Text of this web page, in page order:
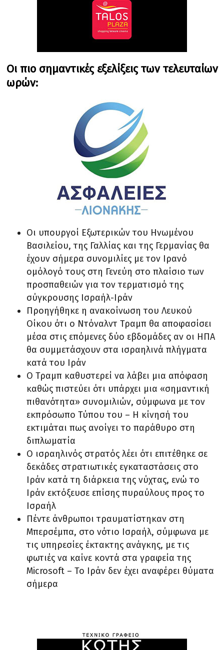
Οι πιο σημαντικές εξελίξεις των τελευταίων
ωρών:
Οι υπουργοί Εξωτερικών του Ηνωμένου
Βασιλείου, της Γαλλίας και της Γερμανίας θα
έχουν σήμερα συνομιλίες με τον Ιρανό
ομόλογό τους στη Γενεύη στο πλαίσιο των
προσπαθειών για τον τερματισμό της
σύγκρουσης Ισραήλ-Ιράν
Προηγήθηκε η ανακοίνωση του Λευκού
Οίκου ότι ο Ντόναλντ Τραμπ θα αποφασίσει
μέσα στις επόμενες δύο εβδομάδες αν οι ΗΠΑ
θα συμμετάσχουν στα ισραηλινά πλήγματα
κατά του Ιράν
Ο Τραμπ καθυστερεί να λάβει μια απόφαση
καθώς πιστεύει ότι υπάρχει μια «σημαντική
πιθανότητα» συνομιλιών, σύμφωνα με τον
εκπρόσωπο Τύπου του – Η κίνησή του
εκτιμάται πως ανοίγει το παράθυρο στη
διπλωματία
Ο ισραηλινός στρατός λέει ότι επιτέθηκε σε
δεκάδες στρατιωτικές εγκαταστάσεις στο
Ιράν κατά τη διάρκεια της νύχτας, ενώ το
Ιράν εκτόξευσε επίσης πυραύλους προς το
Ισραήλ
Πέντε άνθρωποι τραυματίστηκαν στη
Μπερσέμπα, στο νότιο Ισραήλ, σύμφωνα με
τις υπηρεσίες έκτακτης ανάγκης, με τις
φωτιές να καίνε κοντά στα γραφεία της
Microsoft – Το Ιράν δεν έχει αναφέρει θύματα
σήμερα